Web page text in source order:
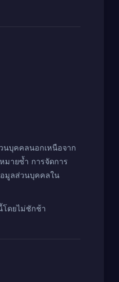
นบุคคลนอกเหนือจาก
มายซ้ำ การจัดการ
มูลส่วนบุคคลใน
โดยไม่ชักช้า